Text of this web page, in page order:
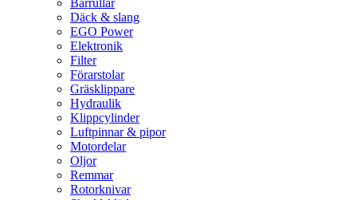
Bärrullar
Däck & slang
EGO Power
Elektronik
Filter
Förarstolar
Gräsklippare
Hydraulik
Klippcylinder
Luftpinnar & pipor
Motordelar
Oljor
Remmar
Rotorknivar